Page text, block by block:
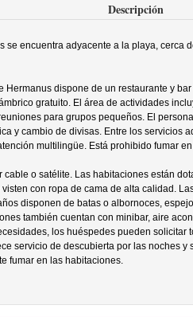
Descripción
se encuentra adyacente a la playa, cerca
Hermanus dispone de un restaurante y
gratuito. El área de actividades
para grupos pequeños. El
y cambio de divisas. Entre los servicios
multilingüe. Está prohibido fumar
cable o satélite. Las habitaciones están
con ropa de cama de alta calidad.
disponen de batas o albornoces,
también cuentan con minibar, aire
los huéspedes pueden solicitar
servicio de descubierta por las noches y
fumar en las habitaciones.